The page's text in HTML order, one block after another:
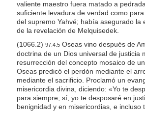
valiente maestro fuera matado a
suficiente levadura de verdad como
del supremo Yahvé; había asegurado la
de la revelación de Melquisedek.
(1066.2) 97:4.5Oseas vino después de
doctrina de un Dios universal de justicia
resurrección del concepto mosaico de
Oseas predicó el perdón mediante el
mediante el sacrificio. Proclamó un
misericordia divina, diciendo: «Yo te
para siempre; sí, yo te desposaré en
benignidad y en misericordias, e incluso